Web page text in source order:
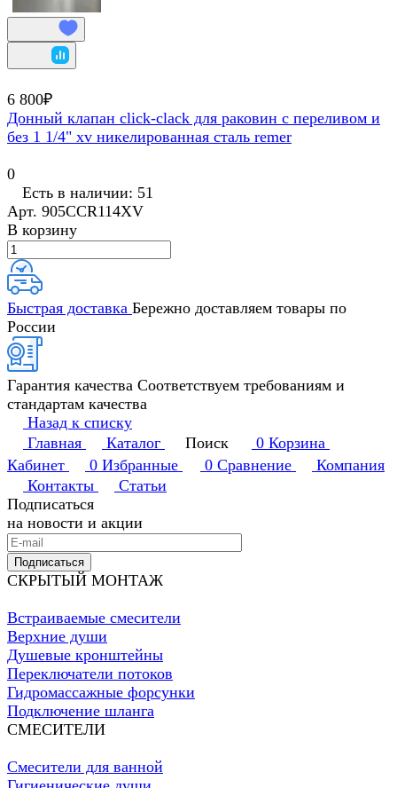
6 800₽
Донный клапан click-clack для раковин с переливом и
без 1 1/4" xv никелированная сталь remer
0
Есть в наличии: 51
Арт. 905CCR114XV
В корзину
Быстрая доставка Бережно доставляем товары по
России
Гарантия качества Соответствуем требованиям и
стандартам качества
Назад к списку
Главная
Каталог Поиск 0 Корзина
Кабинет
0 Избранные 0 Сравнение
Компания
Контакты
Статьи
Подписаться
на новости и акции
Подписаться
СКРЫТЫЙ МОНТАЖ
Встраиваемые смесители
Верхние души
Душевые кронштейны
Переключатели потоков
Гидромассажные форсунки
Подключение шланга
СМЕСИТЕЛИ
Смесители для ванной